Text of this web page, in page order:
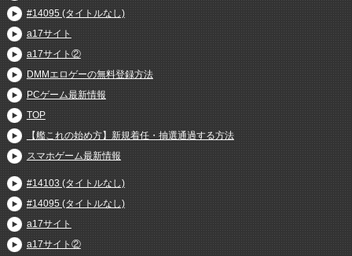
#14095 (タイトルなし)
a17サイト
a17サイト②
DMMエロゲーの無料登録方法
PCゲーム最新情報
TOP
【艦これの始め方】新規着任・抽選通過する方法
スマホゲーム最新情報
#14103 (タイトルなし)
#14095 (タイトルなし)
a17サイト
a17サイト②